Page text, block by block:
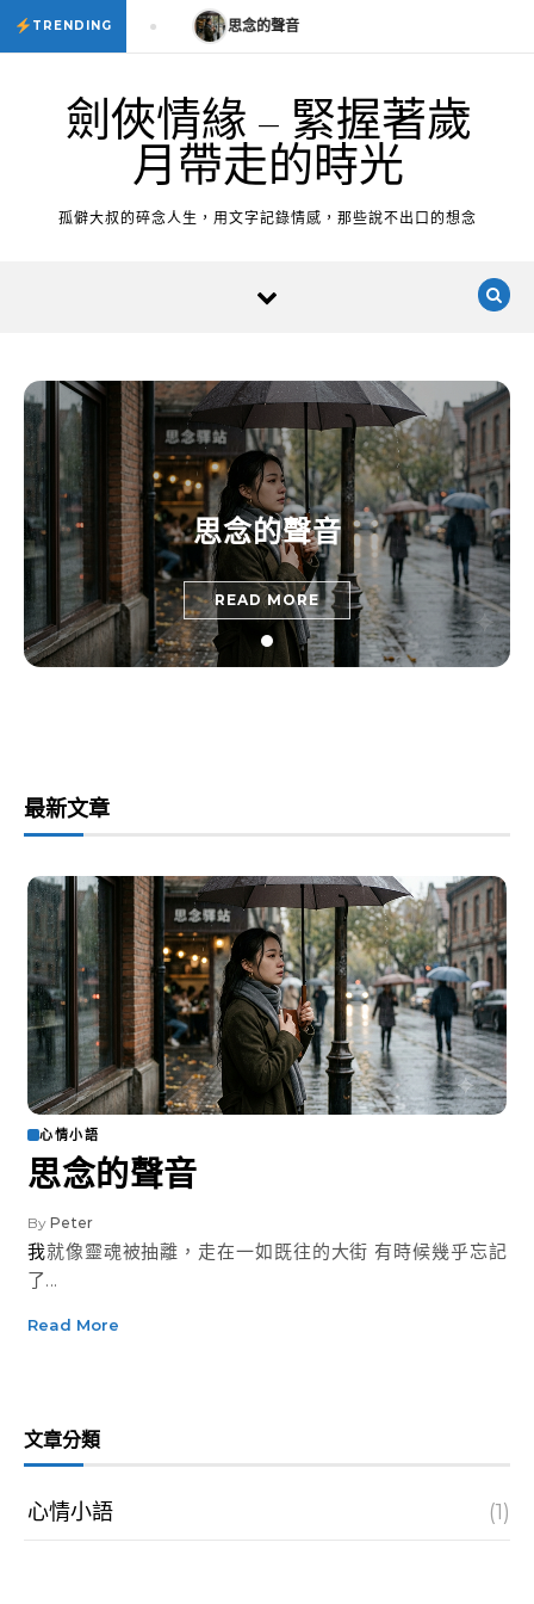
Skip to content
TRENDING
思念的聲音 思念的聲音
劍俠情緣 – 緊握著歲
月帶走的時光
孤僻大叔的碎念人生，用文字記錄情感，那些說不出口的想念
思念的聲音
READ MORE
最新文章
心情小語
思念的聲音
By Peter
我就像靈魂被抽離，走在一如既往的大街 有時候幾乎忘記
了...
Read More
文章分類
心情小語 (1)